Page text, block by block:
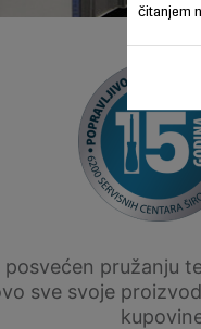
posvećen pružanju
sve svoje
čitanjem